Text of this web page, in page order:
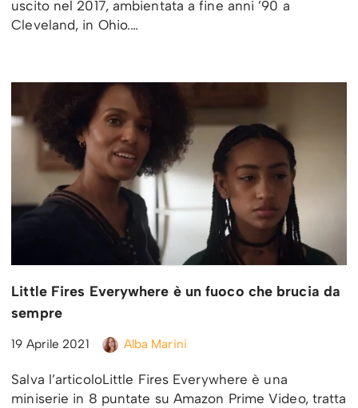
uscito nel 2017, ambientata a fine anni ’90 a
Cleveland, in Ohio.…
Little Fires Everywhere è un fuoco che brucia da
sempre
19 Aprile 2021 Alba Marini
Salva l’articoloLittle Fires Everywhere è una
miniserie in 8 puntate su Amazon Prime Video, tratta